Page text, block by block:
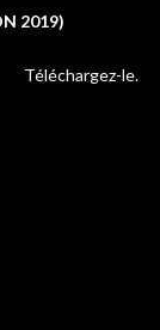
2019)
Téléchargez-le.